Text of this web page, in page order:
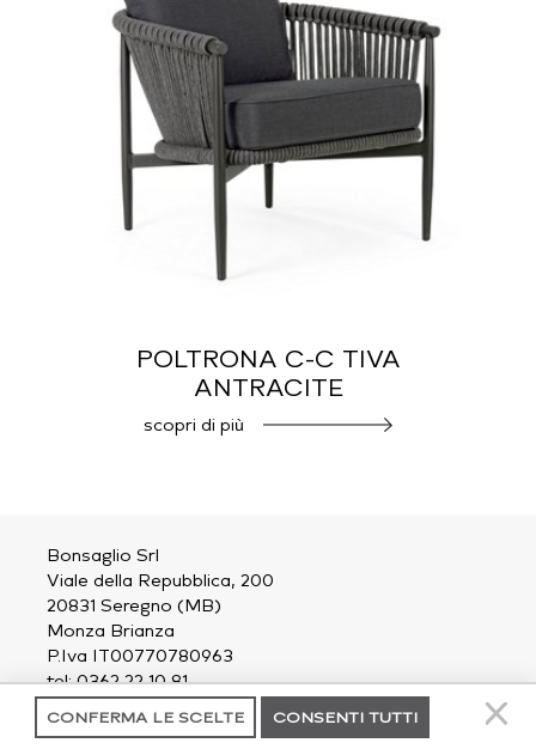
POLTRONA C-C TIVA
ANTRACITE
scopri di più
Bonsaglio Srl
Viale della Repubblica, 200
20831 Seregno (MB)
Monza Brianza
P.Iva IT00770780963
tel: 0362 22 10 81
CONFERMA LE SCELTE CONSENTI TUTTI